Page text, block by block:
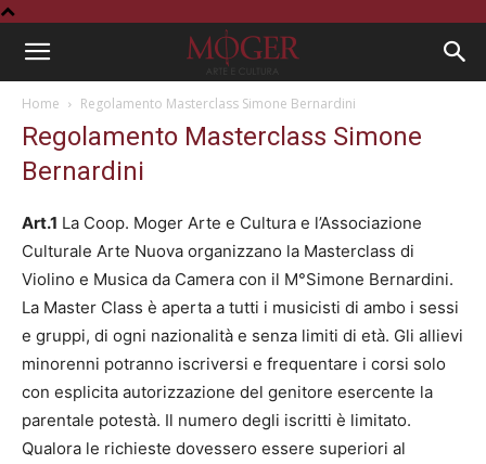
Home Regolamento Masterclass Simone Bernardini
Regolamento Masterclass Simone
Bernardini
Art.1 La Coop. Moger Arte e Cultura e l’Associazione
Culturale Arte Nuova organizzano la Masterclass di
Violino e Musica da Camera con il M°Simone Bernardini.
La Master Class è aperta a tutti i musicisti di ambo i sessi
e gruppi, di ogni nazionalità e senza limiti di età. Gli allievi
minorenni potranno iscriversi e frequentare i corsi solo
con esplicita autorizzazione del genitore esercente la
parentale potestà. Il numero degli iscritti è limitato.
Qualora le richieste dovessero essere superiori al